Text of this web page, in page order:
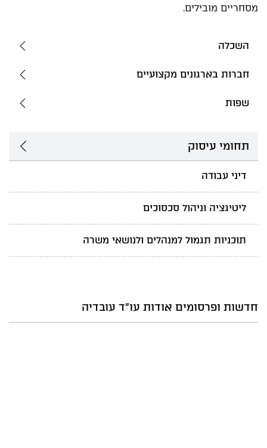
מסחריים מובילים.
השכלה
חברות בארגונים מקצועיים
שפות
תחומי עיסוק
דיני עבודה
ליטיגציה וניהול סכסוכים
תוכניות תגמול למנהלים ולנושאי משרה
חדשות ופרסומים אודות עו"ד עובדיה